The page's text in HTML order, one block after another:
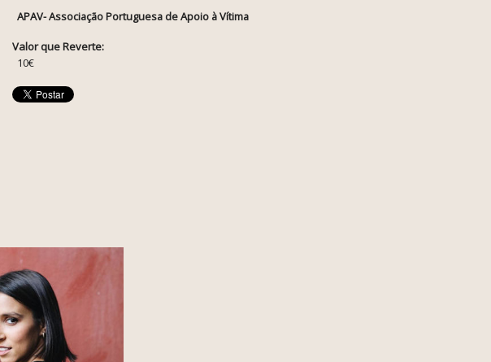
APAV- Associação Portuguesa de Apoio à Vítima
Valor que Reverte:
10€